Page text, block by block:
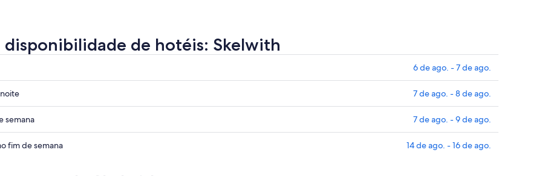
disponibilidade de hotéis: Skelwith
6 de ago. - 7 de ago.
7 de ago. - 8 de ago.
semana 7 de ago. - 9 de ago.
fim de semana 14 de ago. - 16 de ago.